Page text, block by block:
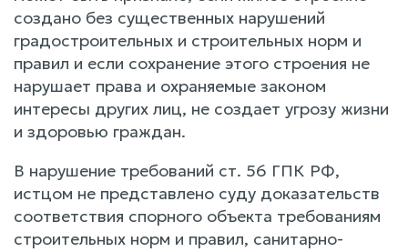
создано без существенных нарушений
градостроительных и строительных норм и
правил и если сохранение этого строения не
нарушает права и охраняемые законом
интересы других лиц, не создает угрозу жизни
и здоровью граждан.
В нарушение требований ст. 56 ГПК РФ,
истцом не представлено суду доказательств
соответствия спорного объекта требованиям
строительных норм и правил, санитарно-